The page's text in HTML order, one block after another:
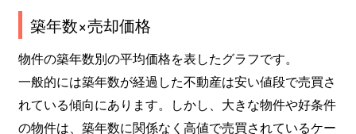
築年数×売却価格
物件の築年数別の平均価格を表したグラフです。
一般的には築年数が経過した不動産は安い値段で売買さ
れている傾向にあります。しかし、大きな物件や好条件
の物件は、築年数に関係なく高値で売買されているケー